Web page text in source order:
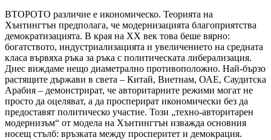
ВТОРОТО различие е икономическо. Теорията на
Хънтингтън предполага, че модернизацията благоприятства
демократизацията. В края на XX век това беше вярно:
богатството, индустриализацията и увеличението на средната
класа вървяха ръка за ръка с политическата либерализация.
Днес виждаме нещо диаметрално противоположно. Най-бързо
растящите държави в света – Китай, Виетнам, ОАЕ, Саудитска
Арабия – демонстрират, че авторитарните режими могат не
просто да оцеляват, а да просперират икономически без да
предоставят политическо участие. Този „техно-авторитарен
модернизъм“ от модела на Хънтингтън изважда основния
носещ стълб: връзката между просперитет и демокрация.